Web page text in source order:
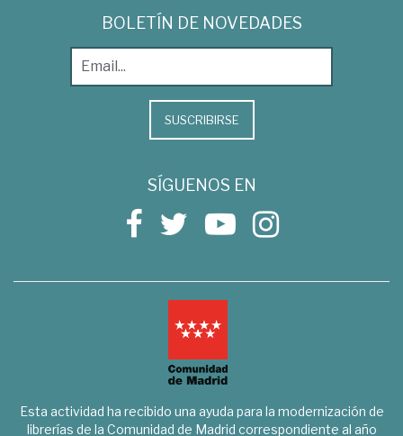
BOLETÍN DE NOVEDADES
SUSCRIBIRSE
SÍGUENOS EN
Esta actividad ha recibido una ayuda para la modernización de
librerías de la Comunidad de Madrid correspondiente al año